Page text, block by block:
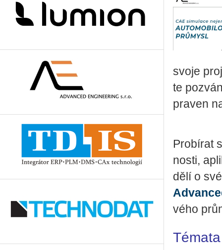
svoje
te
pra­ven
Pro­bí­rat
nos­ti,
dě­lí o
vé­ho